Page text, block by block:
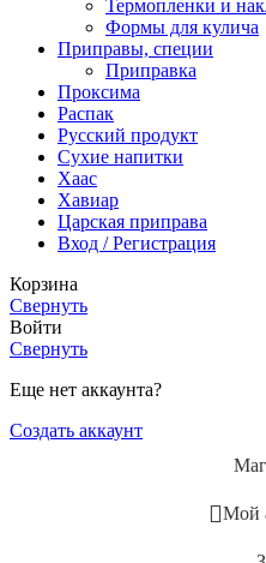
Термопленки и
Формы для кулича
Приправы, специи
Приправка
Проксима
Распак
Русский продукт
Сухие напитки
Хаас
Хавиар
Царская приправа
Вход / Регистрация
Корзина
Свернуть
Войти
Свернуть
Еще нет аккаунта?
Создать аккаунт
Мой